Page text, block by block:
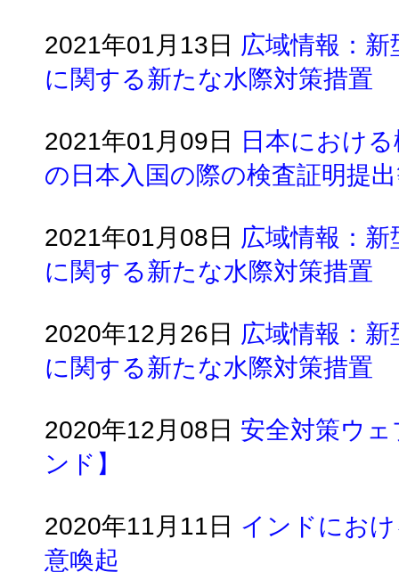
2021年01月13日 広域情報：
に関する新たな水際対策措置
2021年01月09日
日本におけ
の日本入国の際の検査証明提
2021年01月08日 広域情報：
に関する新たな水際対策措置
2020年12月26日 広域情報：
に関する新たな水際対策措置
2020年12月08日 安全対策ウ
ンド】
2020年11月11日 インドにお
意喚起